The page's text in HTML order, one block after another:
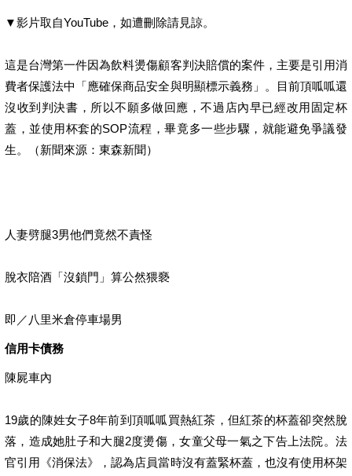
▼影片取自YouTube，如遭刪除請見諒。
這是台灣第一件因為飲料燙傷顧客判決賠償的案件，主要是引用消
費者保護法中「應確保商品安全與明顯標示義務」。目前頂呱呱還
沒收到判決書，所以不願多做回應，不過店內早已經改用固定杯
蓋，並使用杯套的SOP流程，畢竟多一些步驟，就能避免爭議發
生。（新聞來源：東森新聞）
人妻劈腿3男他們竟然不責怪
脫衣陪酒「沒鎖門」算公然猥褻
即／八里米倉停車場男
信用卡債務
陳屍車內
19歲的陳姓女子8年前到頂呱呱買熱紅茶，但紅茶的杯蓋卻突然脫
落，造成她肚子和大腿2度燙傷，女童父母一氣之下告上法院。法
官引用《消保法》，認為店員當時沒有蓋緊杯蓋，也沒有使用杯架